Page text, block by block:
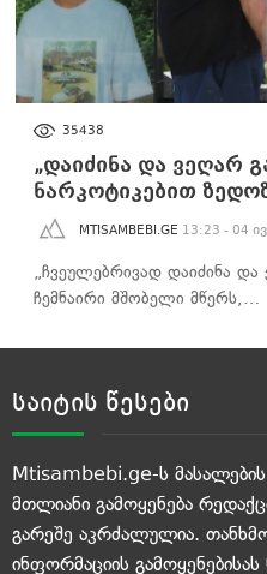
35438
„დაიძინა და ვეღარ
ნარკოტიკებით
MTISAMBEBI.GE 13:23 - 04
„ჩვეულებრივად დაიძინა
ჩემნაირი მშობელი მწერს,…
საიტის წესები
Mtisambebi.ge-ს
მთლიანი გამოყენება
გარეშე აკრძალულია.
ინფორმაციის